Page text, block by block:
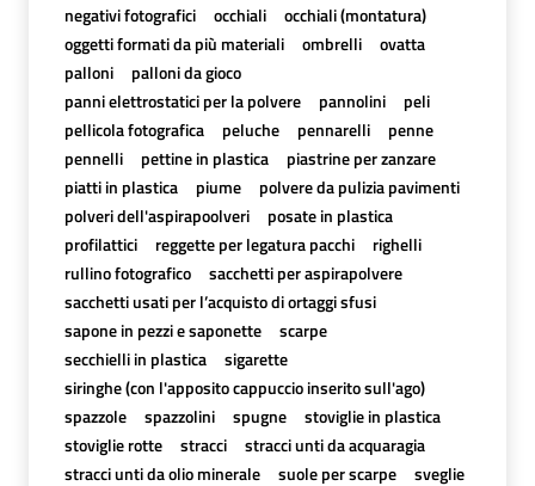
negativi fotografici
occhiali
occhiali (montatura)
oggetti formati da più materiali
ombrelli
ovatta
palloni
palloni da gioco
panni elettrostatici per la polvere
pannolini
peli
pellicola fotografica
peluche pennarelli
penne
pennelli
pettine in plastica
piastrine per zanzare
piatti in plastica
piume
polvere da pulizia pavimenti
polveri dell'aspirapoolveri
posate in plastica
profilattici
reggette per legatura pacchi
righelli
rullino fotografico
sacchetti per aspirapolvere
sacchetti usati per l’acquisto di ortaggi sfusi
sapone in pezzi e saponette
scarpe
secchielli in plastica
sigarette
siringhe (con l'apposito cappuccio inserito sull'ago)
spazzole
spazzolini spugne
stoviglie in plastica
stoviglie rotte
stracci
stracci unti da acquaragia
stracci unti da olio minerale
suole per scarpe
sveglie